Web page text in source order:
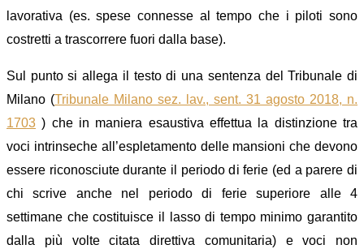
lavorativa (es. spese connesse al tempo che i piloti sono
costretti a trascorrere fuori dalla base).
Sul punto si allega il testo di una sentenza del Tribunale di
Milano (Tribunale Milano sez. lav., sent. 31 agosto 2018, n.
1703 ) che in maniera esaustiva effettua la distinzione tra
voci intrinseche all’espletamento delle mansioni che devono
essere riconosciute durante il periodo di ferie (ed a parere di
chi scrive anche nel periodo di ferie superiore alle 4
settimane checostituisce il lasso di tempominimo garantito
dalla più volte citata direttiva comunitaria) e voci non